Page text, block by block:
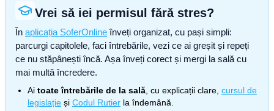
Vrei să iei permisul fără stres?
În aplicația SoferOnline înveți organizat, cu pași simpli:
parcurgi capitolele, faci întrebările, vezi ce ai greșit și repeți
ce nu stăpânești încă. Așa înveți corect și mergi la sală cu
mai multă încredere.
Ai toate întrebările de la sală , cu explicații clare, cursul de
legislație și Codul Rutier la îndemână.